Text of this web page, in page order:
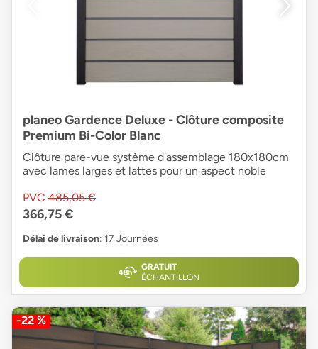
planeo Gardence Deluxe - Clôture composite
Premium Bi-Color Blanc
Clôture pare-vue système d'assemblage 180x180cm
avec lames larges et lattes pour un aspect noble
PVC 485,05 €
366,75 €
Délai de livraison: 17 Journées
GRATUIT
ÉCHANTILLON
-22 %